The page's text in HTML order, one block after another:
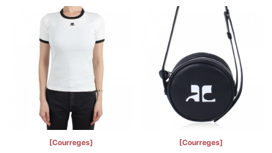
[Courreges] [Courreges]